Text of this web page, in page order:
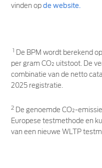
vinden opde website.
1 De BPM wordt berekend
per gram CO₂ uitstoot. De
combinatie van de netto
2025 registratie.
2 De genoemde CO₂-
Europese testmethode en
van een nieuwe WLTP